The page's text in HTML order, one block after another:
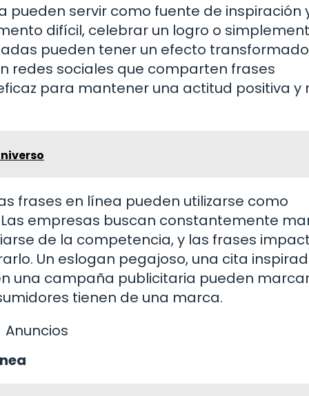
pueden servir como fuente de inspiración
difícil, celebrar un logro o
pueden tener un efecto
redes sociales que comparten frases
para mantener una actitud positiva y
frases en línea pueden utilizarse como
empresas buscan constantemente
de la competencia, y las frases
Un eslogan pegajoso, una cita
una campaña publicitaria pueden
tienen de una marca.
Anuncios